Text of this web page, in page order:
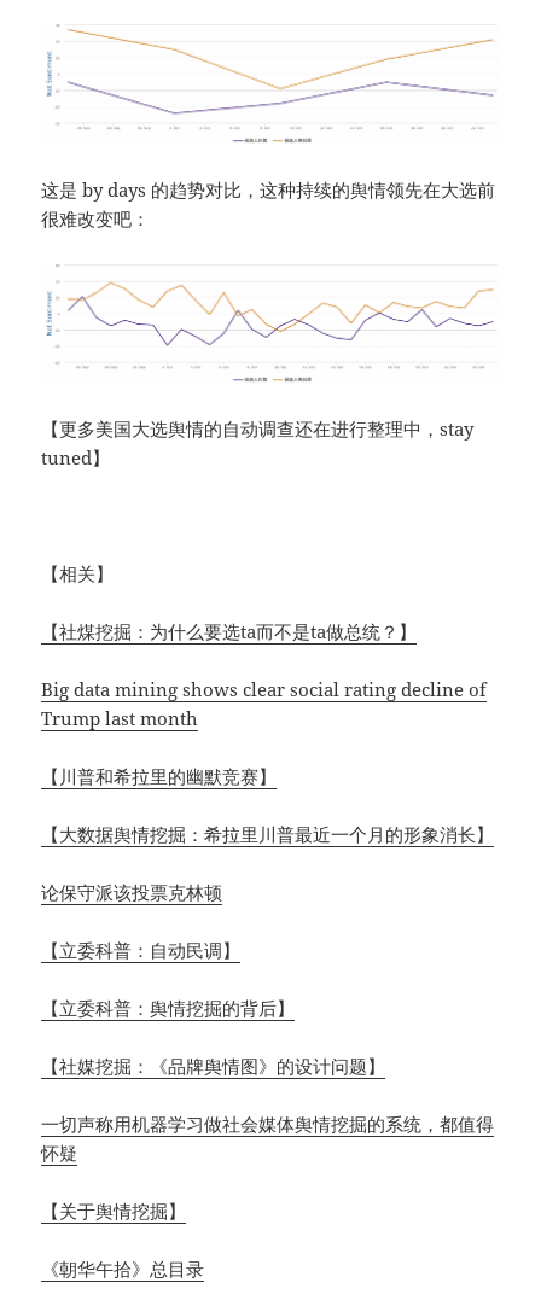
这是 by days 的趋势对比，这种持续的舆情领先在大选前
很难改变吧：
【更多美国大选舆情的自动调查还在进行整理中，stay
tuned】
【相关】
【社煤挖掘：为什么要选ta而不是ta做总统？】
Big data mining shows clear social rating decline of
Trump last month
【川普和希拉里的幽默竞赛】
【大数据舆情挖掘：希拉里川普最近一个月的形象消长】
论保守派该投票克林顿
【立委科普：自动民调】
【立委科普：舆情挖掘的背后】
【社媒挖掘：《品牌舆情图》的设计问题】
一切声称用机器学习做社会媒体舆情挖掘的系统，都值得
怀疑
【关于舆情挖掘】
《朝华午拾》总目录